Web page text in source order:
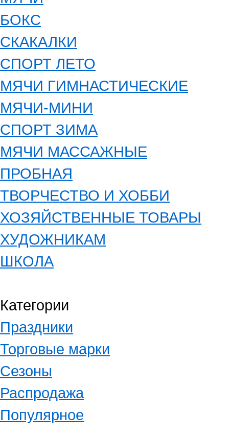
БОКС
СКАКАЛКИ
СПОРТ ЛЕТО
МЯЧИ ГИМНАСТИЧЕСКИЕ
МЯЧИ-МИНИ
СПОРТ ЗИМА
МЯЧИ МАССАЖНЫЕ
ПРОБНАЯ
ТВОРЧЕСТВО И ХОББИ
ХОЗЯЙСТВЕННЫЕ ТОВАРЫ
ХУДОЖНИКАМ
ШКОЛА
Категории
Праздники
Торговые марки
Сезоны
Распродажа
Популярное